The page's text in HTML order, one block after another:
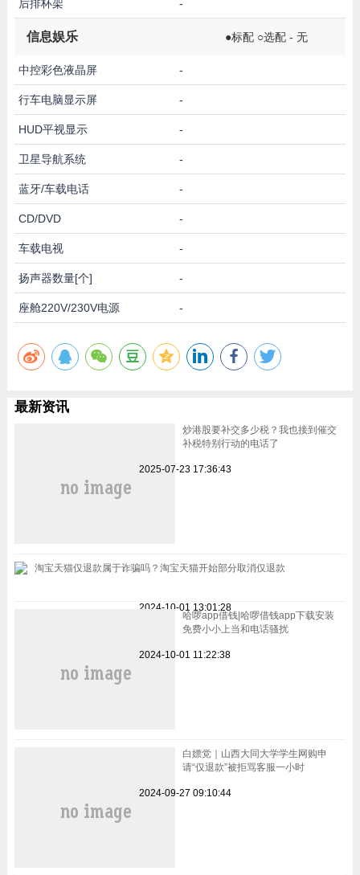
后排杯架 -
信息娱乐 ●标配 ○选配 - 无
中控彩色液晶屏 -
行车电脑显示屏 -
HUD平视显示 -
卫星导航系统 -
蓝牙/车载电话 -
CD/DVD -
车载电视 -
扬声器数量[个] -
座舱220V/230V电源 -
最新资讯
炒港股要补交多少税？我也接到催交
补税特别行动的电话了
2025-07-23 17:36:43
淘宝天猫仅退款属于诈骗吗？淘宝天猫开始部分取消仅退款
2024-10-01 13:01:28
哈啰app借钱|哈啰借钱app下载安装
免费小小上当和电话骚扰
2024-10-01 11:22:38
白嫖党｜山西大同大学学生网购申
请“仅退款”被拒骂客服一小时
2024-09-27 09:10:44